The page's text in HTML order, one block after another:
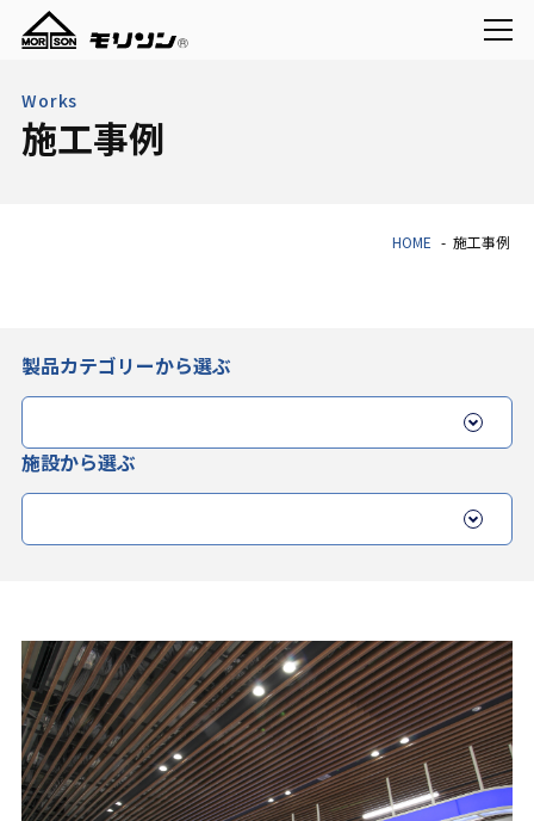
Works
施工事例
HOME 施工事例
製品カテゴリーから選ぶ
施設から選ぶ